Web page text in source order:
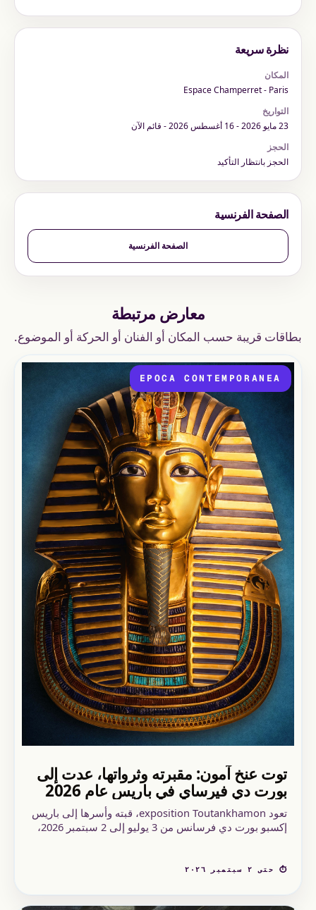
نظرة سريعة
المكان
Espace Champerret - Paris
التواريخ
23 مايو 2026 - 16 أغسطس 2026 - قائم الآن
الحجز
الحجز بانتظار التأكيد
الصفحة الفرنسية
الصفحة الفرنسية
معارض مرتبطة
بطاقات قريبة حسب المكان أو الفنان أو الحركة أو الموضوع.
EPOCA CONTEMPORANEA
توت عنخ آمون: مقبرته وثرواتها، عدت إلى
بورت دي فيرساي في باريس عام 2026
تعود exposition Toutankhamon، قبته وأسرها إلى باريس
إكسبو بورت دي فرسانس من 3 يوليو إلى 2 سبتمبر 2026،
⏱ حتى ٢ سبتمبر ٢٠٢٦